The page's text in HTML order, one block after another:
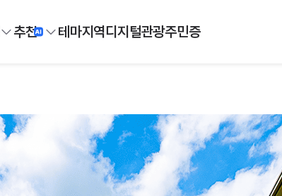
추천 테마지역디지털관광주민증